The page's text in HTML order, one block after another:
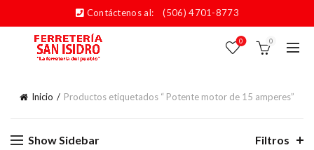
Contáctenos al: (506) 4701-8773
0 0
Inicio Productos etiquetados “ Potente motor de 15 amperes”
Show Sidebar Filtros